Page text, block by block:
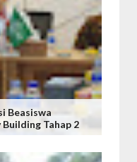
Beasiswa
Tahap 2